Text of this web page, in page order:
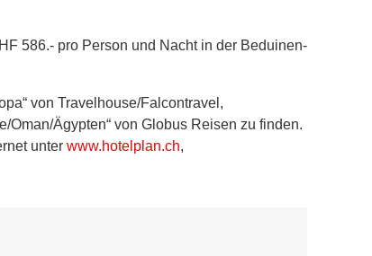
586.- pro Person und Nacht in der Beduinen-
von Travelhouse/Falcontravel,
Oman/Ägypten“ von Globus Reisen zu finden.
unter www.hotelplan.ch,